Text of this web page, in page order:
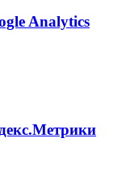
Analytics